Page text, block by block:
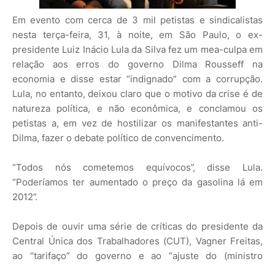
Em evento com cerca de 3 mil petistas e sindicalistas
nesta terça-feira, 31, à noite, em São Paulo, o ex-
presidente Luiz Inácio Lula da Silva fez um mea-culpa em
relação aos erros do governo Dilma Rousseff na
economia e disse estar “indignado” com a corrupção.
Lula, no entanto, deixou claro que o motivo da crise é de
natureza política, e não econômica, e conclamou os
petistas a, em vez de hostilizar os manifestantes anti-
Dilma, fazer o debate político de convencimento.
“Todos nós cometemos equívocos”, disse Lula.
“Poderíamos ter aumentado o preço da gasolina lá em
2012”.
Depois de ouvir uma série de críticas do presidente da
Central Única dos Trabalhadores (CUT), Vagner Freitas,
ao “tarifaço” do governo e ao “ajuste do (ministro